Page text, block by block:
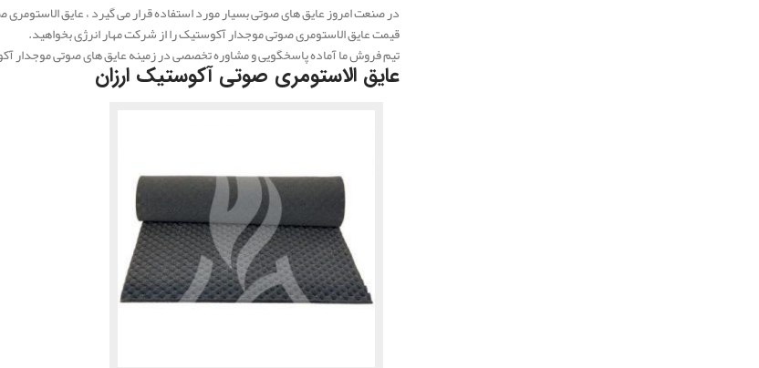
در صنعت امروز عایق های صوتی بسیار مورد استفاده قرار می گیرد ، عایق
قیمت عایق الاستومری صوتی موجدار آکوستیک را از شرکت مهار انرژی بخواهید.
تیم فروش ما آماده پاسخگویی و مشاوره تخصصی در زمینه عایق های صوتی موجدار
عایق الاستومری صوتی آکوستیک ارزان